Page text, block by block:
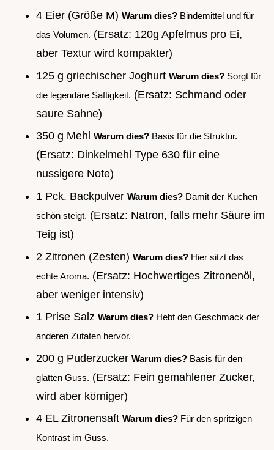
4 Eier (Größe M) Warum dies? Bindemittel und für
das Volumen. (Ersatz: 120g Apfelmus pro Ei,
aber Textur wird kompakter)
125 g griechischer Joghurt Warum dies? Sorgt für
die legendäre Saftigkeit. (Ersatz: Schmand oder
saure Sahne)
350 g Mehl Warum dies? Basis für die Struktur.
(Ersatz: Dinkelmehl Type 630 für eine
nussigere Note)
1 Pck. Backpulver Warum dies? Damit der Kuchen
schön steigt. (Ersatz: Natron, falls mehr Säure im
Teig ist)
2 Zitronen (Zesten) Warum dies? Hier sitzt das
echte Aroma. (Ersatz: Hochwertiges Zitronenöl,
aber weniger intensiv)
1 Prise Salz Warum dies? Hebt den Geschmack der
anderen Zutaten hervor.
200 g Puderzucker Warum dies? Basis für den
glatten Guss. (Ersatz: Fein gemahlener Zucker,
wird aber körniger)
4 EL Zitronensaft Warum dies? Für den spritzigen
Kontrast im Guss.